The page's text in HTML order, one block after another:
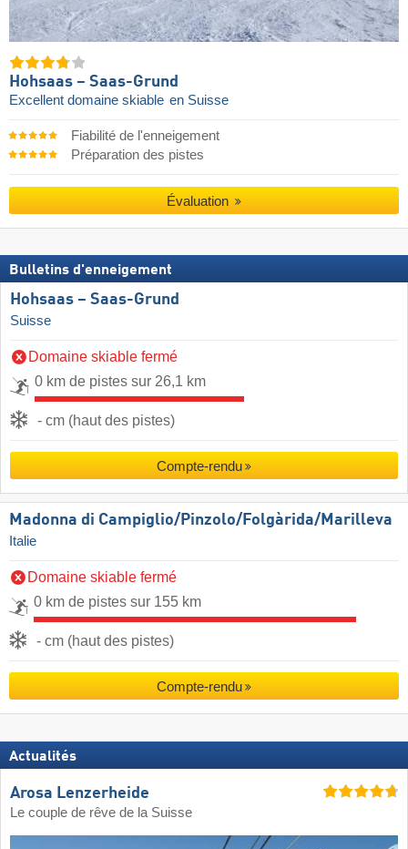
Hohsaas – Saas-Grund
Excellent domaine skiable en Suisse
Fiabilité de l'enneigement
Préparation des pistes
Évaluation
Bulletins d'enneigement
Hohsaas – Saas-Grund
Suisse
Domaine skiable fermé
0 km de pistes sur 26,1 km
- cm (haut des pistes)
Compte-rendu
Madonna di Campiglio/​Pinzolo/​Folgàrida/​Marilleva
Italie
Domaine skiable fermé
0 km de pistes sur 155 km
- cm (haut des pistes)
Compte-rendu
Actualités
Arosa Lenzerheide
Le couple de rêve de la Suisse